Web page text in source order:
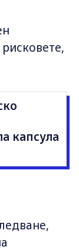
капсула